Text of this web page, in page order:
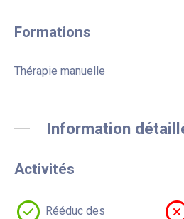
Formations
Thérapie manuelle
Information
Activités
Rééduc des